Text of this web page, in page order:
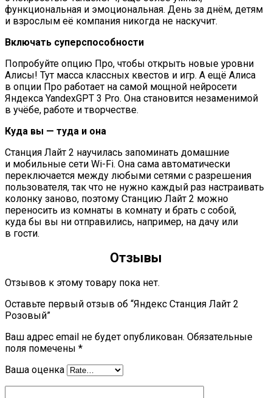
функциональная и эмоциональная. День за днём, детям
и взрослым её компания никогда не наскучит.
Включать суперспособности
Попробуйте опцию Про, чтобы открыть новые уровни
Алисы! Тут масса классных квестов и игр. А ещё Алиса
в опции Про работает на самой мощной нейросети
Яндекса YandexGPT 3 Pro. Она становится незаменимой
в учёбе, работе и творчестве.
Куда вы — туда и она
Станция Лайт 2 научилась запоминать домашние
и мобильные сети Wi-Fi. Она сама автоматически
переключается между любыми сетями с разрешения
пользователя, так что не нужно каждый раз настраивать
колонку заново, поэтому Станцию Лайт 2 можно
переносить из комнаты в комнату и брать с собой,
куда бы вы ни отправились, например, на дачу или
в гости.
Отзывы
Отзывов к этому товару пока нет.
Оставьте первый отзыв об “Яндекс Станция Лайт 2
Розовый”
Ваш адрес email не будет опубликован. Обязательные
поля помечены *
Ваша оценка